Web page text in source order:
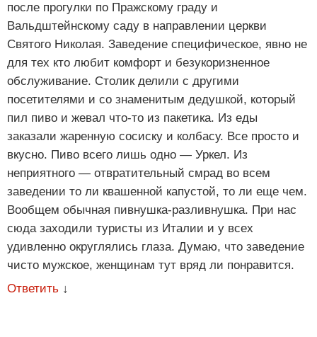
после прогулки по Пражскому граду и
Вальдштейнскому саду в направлении церкви
Святого Николая. Заведение специфическое, явно не
для тех кто любит комфорт и безукоризненное
обслуживание. Столик делили с другими
посетителями и со знаменитым дедушкой, который
пил пиво и жевал что-то из пакетика. Из еды
заказали жаренную сосиску и колбасу. Все просто и
вкусно. Пиво всего лишь одно — Уркел. Из
неприятного — отвратительный смрад во всем
заведении то ли квашенной капустой, то ли еще чем.
Вообщем обычная пивнушка-разливнушка. При нас
сюда заходили туристы из Италии и у всех
удивленно округлялись глаза. Думаю, что заведение
чисто мужское, женщинам тут вряд ли понравится.
Ответить ↓